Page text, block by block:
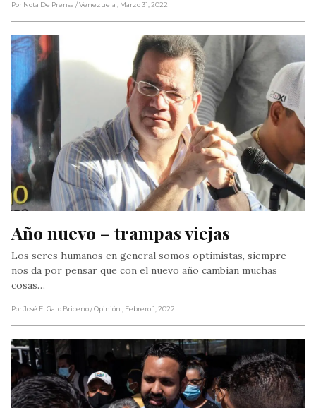
Por Nota De Prensa / Venezuela , Marzo 31, 2022
Año nuevo – trampas viejas
Los seres humanos en general somos optimistas, siempre
nos da por pensar que con el nuevo año cambian muchas
cosas…
Por José El Gato Briceno/ Opinión , Febrero 1, 2022